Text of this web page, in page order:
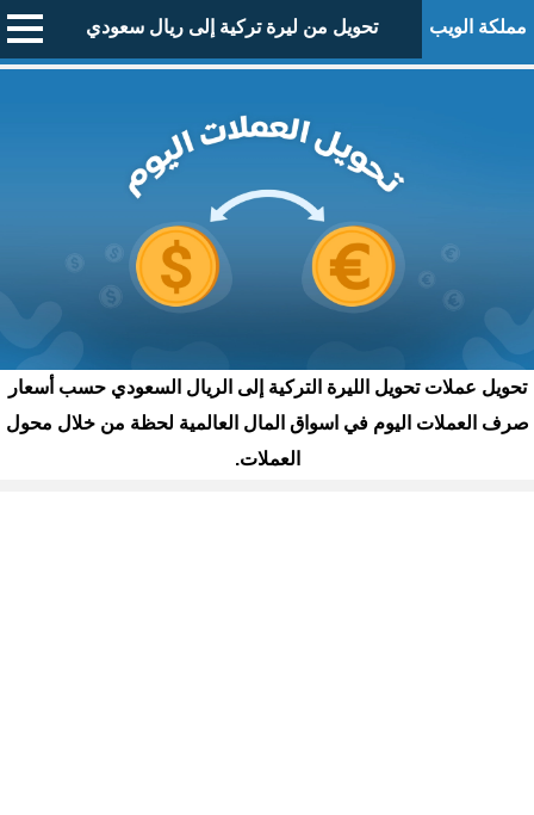
مملكة الويب تحويل من ليرة تركية إلى ريال سعودي
تحويل عملات تحويل الليرة التركية إلى الريال السعودي حسب أسعار
صرف العملات اليوم في اسواق المال العالمية لحظة من خلال محول
العملات.